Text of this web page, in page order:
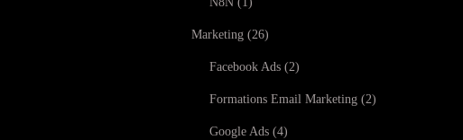
Marketing 26
Facebook Ads 2
Formations Email Marketing 2
Google Ads 4